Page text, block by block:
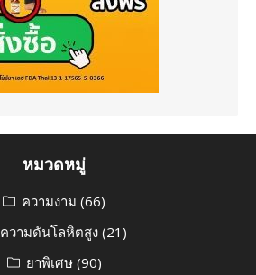
หมวดหมู่
ความงาม (66)
ความดันโลหิตสูง (21)
ยาพิเศษ(90)